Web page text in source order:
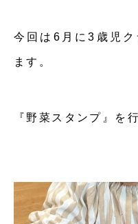
今回は6月に3歳児
ます。
『野菜スタンプ』を